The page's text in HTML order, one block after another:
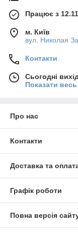
Працює з
м. Київ
вул. Николая
Контакти
Сьогодні
Показати
Про нас
Контакти
Доставка та
Графік роботи
Повна версія